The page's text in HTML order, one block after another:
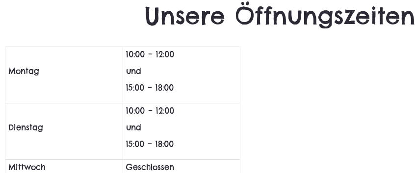
Unsere Öffnungszeiten
Montag
10:00 – 12:00
und
15:00 – 18:00
Dienstag
10:00 – 12:00
und
15:00 – 18:00
Mittwoch Geschlossen